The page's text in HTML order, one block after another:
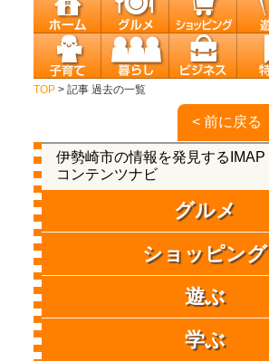
TOP> 記事 過去の一覧
< 前に戻る
伊勢崎市の情報を発見するIMAP
コンテンツナビ
グルメ
ショッピング
遊ぶ
学ぶ